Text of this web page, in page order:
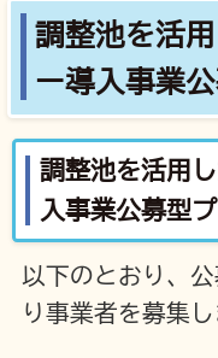
調整池を活
ー導入事業
調整池を活用
入事業公募型
以下のとおり、
り事業者を募集し